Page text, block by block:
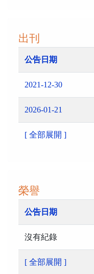
出刊
公告日期
2021-12-30
2026-01-21
[ 全部展開 ]
榮譽
公告日期
沒有紀錄
[ 全部展開 ]